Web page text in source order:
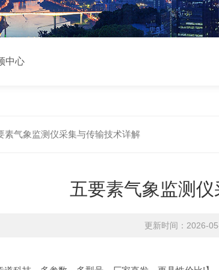
中心
素气象监测仪采集与传输技术详解
五要素气象监测
更新时间：2026-